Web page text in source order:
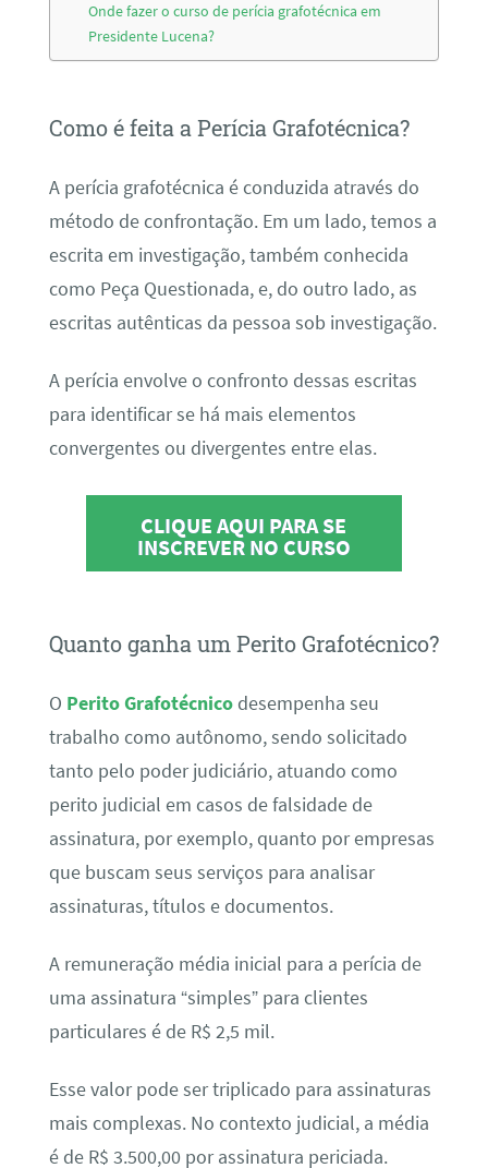
Onde fazer o curso de perícia grafotécnica em
Presidente Lucena?
Como é feita a Perícia Grafotécnica?
A perícia grafotécnica é conduzida através do
método de confrontação. Em um lado, temos a
escrita em investigação, também conhecida
como Peça Questionada, e, do outro lado, as
escritas autênticas da pessoa sob investigação.
A perícia envolve o confronto dessas escritas
para identificar se há mais elementos
convergentes ou divergentes entre elas.
CLIQUE AQUI PARA SE
INSCREVER NO CURSO
Quanto ganha um Perito Grafotécnico?
O Perito Grafotécnicodesempenha seu
trabalho como autônomo, sendo solicitado
tanto pelo poder judiciário, atuando como
perito judicial em casos de falsidade de
assinatura, por exemplo, quanto por empresas
que buscam seus serviços para analisar
assinaturas, títulos e documentos.
A remuneração média inicial para a perícia de
uma assinatura “simples” para clientes
particulares é de R$ 2,5 mil.
Esse valor pode ser triplicado para assinaturas
mais complexas. No contexto judicial, a média
é de R$ 3.500,00 por assinatura periciada.